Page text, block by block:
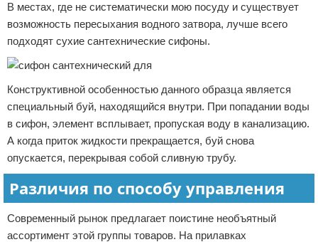
В местах, где не систематически мою посуду и существует
возможность пересыхания водного затвора, лучше всего
подходят сухие сантехнические сифоны.
Конструктивной особенностью данного образца является
специальный буй, находящийся внутри. При попадании воды
в сифон, элемент всплывает, пропуская воду в канализацию.
А когда приток жидкости прекращается, буй снова
опускается, перекрывая собой сливную трубу.
Различия по способу управления
Современный рынок предлагает поистине необъятный
ассортимент этой группы товаров. На прилавках